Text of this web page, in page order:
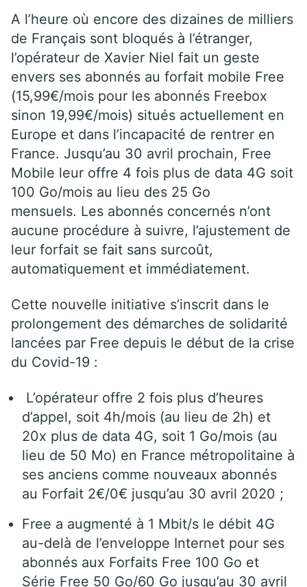
A l’heure où encore des dizaines de milliers
de Français sont bloqués à l’étranger,
l’opérateur de Xavier Niel fait un geste
envers ses abonnés au forfait mobile Free
(15,99€/mois pour les abonnés Freebox
sinon 19,99€/mois) situés actuellement en
Europe et dans l’incapacité de rentrer en
France. Jusqu’au 30 avril prochain, Free
Mobile leur offre 4 fois plus de data 4G soit
100 Go/mois au lieu des 25 Go
mensuels. Les abonnés concernés n’ont
aucune procédure à suivre, l’ajustement de
leur forfait se fait sans surcoût,
automatiquement et immédiatement.
Cette nouvelle initiative s’inscrit dans le
prolongement des démarches de solidarité
lancées par Free depuis le début de la crise
du Covid-19 :
L’opérateur offre 2 fois plus d’heures
d’appel, soit 4h/mois (au lieu de 2h) et
20x plus de data 4G, soit 1 Go/mois (au
lieu de 50 Mo) en France métropolitaine à
ses anciens comme nouveaux abonnés
au Forfait 2€/0€ jusqu’au 30 avril 2020 ;
Free a augmenté à 1 Mbit/s le débit 4G
au-delà de l’enveloppe Internet pour ses
abonnés aux Forfaits Free 100 Go et
Série Free 50 Go/60 Go jusqu’au 30 avril